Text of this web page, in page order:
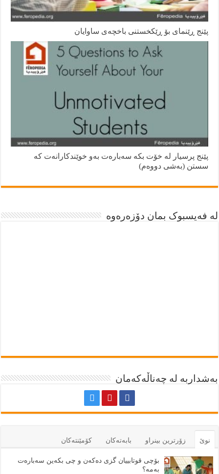
پێنج ڕێنمای بۆ ڕێکخستنی باخچەی ساوایان
پێنج پرسيار له‌ خۆت بكه‌ سه‌باره‌ت به‌و خوێندكارانه‌ت كه‌
سستن (به‌شى دووه‌م)
لە فەیسبوک بمان دۆزەرەوە
بەشداربە لە چەناڵەکەمان
نوێ زۆرترين بينراو بابەتەكان كۆمێنتەكان
بۆچی قوتابییان گزی دەکەن و چی بکەین سەبارەت
بەمە؟